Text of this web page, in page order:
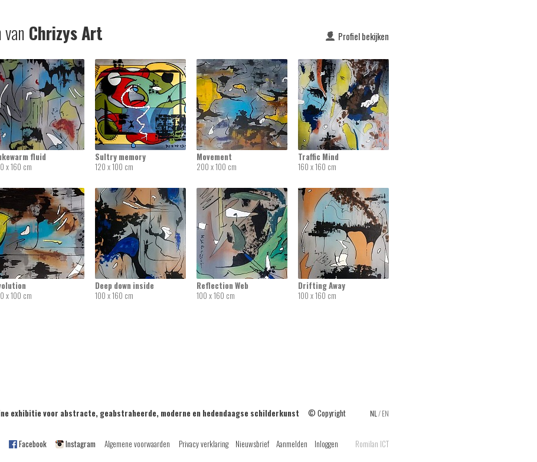
Profiel bekijken
Chrizys Art
fluid
x 160 cm
Sultry memory
120 x 100 cm
Movement
200 x 100 cm
Traffic Mind
160 x 160 cm
x 100 cm
Deep down inside
100 x 160 cm
Reflection Web
100 x 160 cm
Drifting Away
100 x 160 cm
NL /EN
exhibitie voor abstracte, geabstraheerde, moderne en hedendaagse schilderkunst © Copyright
Facebook Instagram Algemene voorwaarden Privacy verklaring Nieuwsbrief Aanmelden Inloggen Romilan ICT